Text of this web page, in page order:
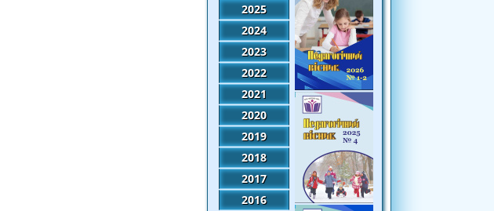
2025
2024
2023
2022
2021
2020
2019
2018
2017
2016